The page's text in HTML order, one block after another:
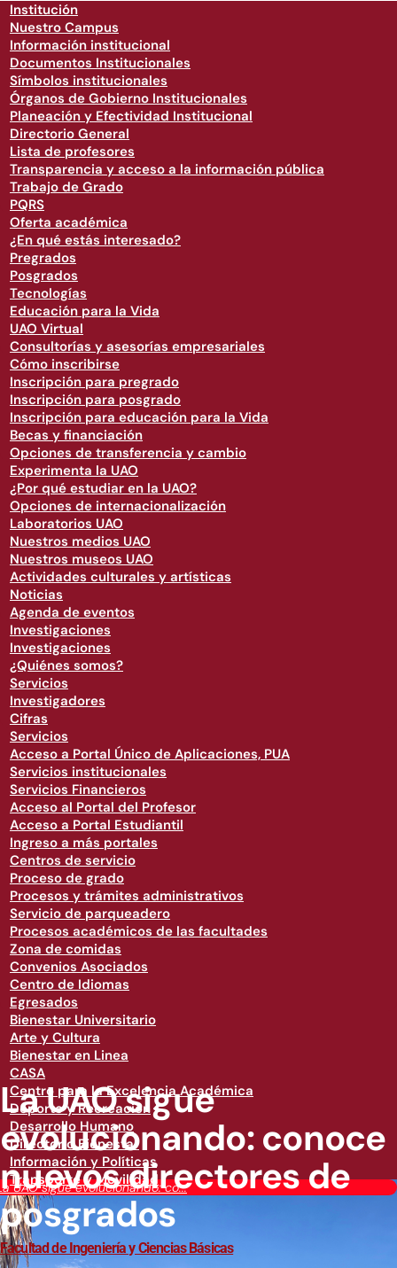
Institución
Nuestro Campus
Información institucional
Documentos Institucionales
Símbolos institucionales
Órganos de Gobierno Institucionales
Planeación y Efectividad Institucional
Directorio General
Lista de profesores
Transparencia y acceso a la información pública
Trabajo de Grado
PQRS
Oferta académica
¿En qué estás interesado?
Pregrados
Posgrados
Tecnologías
Educación para la Vida
UAO Virtual
Consultorías y asesorías empresariales
Cómo inscribirse
Inscripción para pregrado
Inscripción para posgrado
Inscripción para educación para la Vida
Becas y financiación
Opciones de transferencia y cambio
Experimenta la UAO
¿Por qué estudiar en la UAO?
Opciones de internacionalización
Laboratorios UAO
Nuestros medios UAO
Nuestros museos UAO
Actividades culturales y artísticas
Noticias
Agenda de eventos
Investigaciones
Investigaciones
¿Quiénes somos?
Servicios
Investigadores
Cifras
Servicios
Acceso a Portal Único de Aplicaciones, PUA
Servicios institucionales
Servicios Financieros
Acceso al Portal del Profesor
Acceso a Portal Estudiantil
Ingreso a más portales
Centros de servicio
Proceso de grado
Procesos y trámites administrativos
Servicio de parqueadero
Procesos académicos de las facultades
Zona de comidas
Convenios Asociados
Centro de Idiomas
Egresados
Bienestar Universitario
Arte y Cultura
Bienestar en Linea
CASA
Centro para la Excelencia Académica
Deporte y Recreación
Desarrollo Humano
Directorio Bienestar
Información y Políticas
Transporte y Movilidad
UAO sigue evolucionando: co...
La UAO sigue
evolucionando: conoce
nuevos directores de
posgrados
Facultad de Ingeniería y Ciencias Básicas